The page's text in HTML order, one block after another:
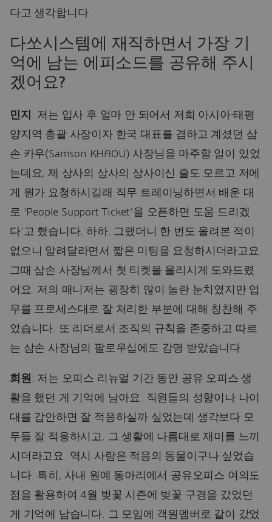
다고 생각합니다.
다쏘시스템에 재직하면서 가장 기
억에 남는 에피소드를 공유해 주시
겠어요?
민지 : 저는 입사 후 얼마 안 되어서 저희 아시아∙태평
양지역 총괄 사장이자 한국 대표를 겸하고 계셨던 삼
손 카우(Samson KHAOU) 사장님을 마주할 일이 있었
는데요, 제 상사의 상사의 상사이신 줄도 모르고 저에
게 뭔가 요청하시길래 직무 트레이닝하면서 배운 대
로 ‘People Support Ticket’을 오픈하면 도움 드리겠
다’고 했습니다. 하하. 그랬더니 한 번도 올려본 적이
없으니 알려달라면서 짧은 미팅을 요청하시더라고요.
그때 삼손 사장님께서 첫 티켓을 올리시게 도와드렸
어요. 저의 매니저는 굉장히 많이 놀란 눈치였지만 업
무를 프로세스대로 잘 처리한 부분에 대해 칭찬해 주
었습니다. 또 리더로서 조직의 규칙을 존중하고 따르
는 삼손 사장님의 팔로우십에도 감명 받았습니다.
희원 : 저는 오피스 리뉴얼 기간 동안 공유 오피스 생
활을 했던 게 기억에 남아요. 직원들의 성향이나 나이
대를 감안하면 잘 적응하실까 싶었는데 생각보다 모
두들 잘 적응하시고, 그 생활에 나름대로 재미를 느끼
시더라고요. 역시 사람은 적응의 동물이구나 싶었습
니다. 특히, 사내 원예 동아리에서 공유오피스 여의도
점을 활용하여 4월 벚꽃 시즌에 벚꽃 구경을 갔었던
게 기억에 남습니다. 그 모임에 객원멤버로 같이 갔었